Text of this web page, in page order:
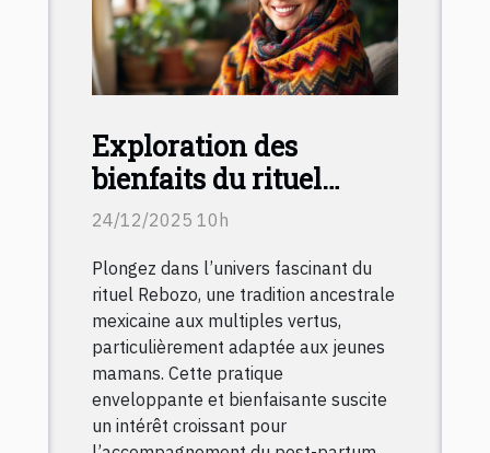
Exploration des
bienfaits du rituel
Rebozo pour les jeunes
24/12/2025 10h
Plongez dans l’univers fascinant du
rituel Rebozo, une tradition ancestrale
mexicaine aux multiples vertus,
particulièrement adaptée aux jeunes
mamans. Cette pratique
enveloppante et bienfaisante suscite
un intérêt croissant pour